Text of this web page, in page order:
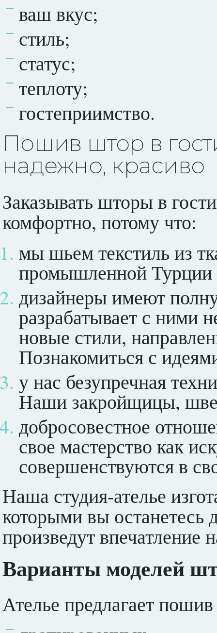
ваш вкус;
стиль;
статус;
теплоту;
гостеприимство.
Пошив штор в
надежно, красиво
Заказывать шторы в
комфортно, потому что:
мы шьем текстиль из
промышленной Турции
дизайнеры имеют
разрабатывает с ними
новые стили,
Познакомиться с
у нас безупречная
Наши закройщицы,
добросовестное
свое мастерство как
совершенствуются в
Наша студия-ателье
которыми вы останетесь
произведут впечатление
Варианты моделей
Ателье предлагает